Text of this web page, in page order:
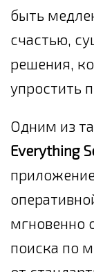
быть
счастью,
решения,
упростить
Одним из
Everything
мгновенно
поиска по